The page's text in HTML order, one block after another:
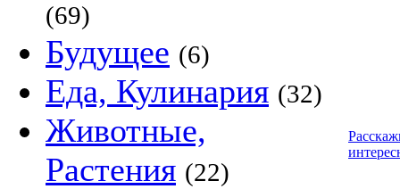
(69)
Будущее (6)
Еда, Кулинария (32)
Животные,
Растения (22)